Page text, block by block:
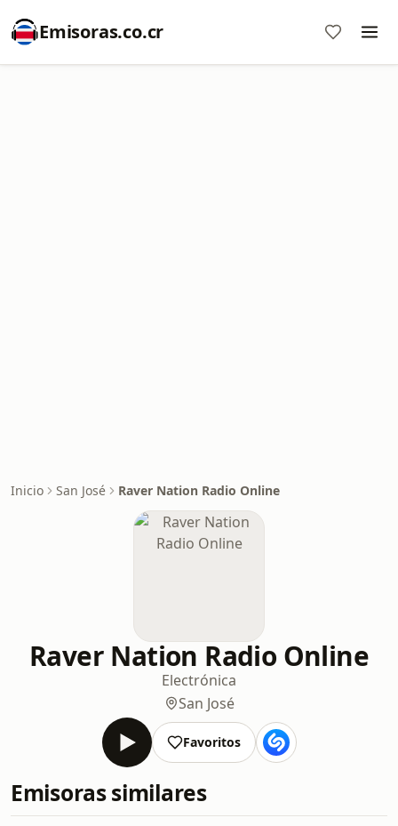
Emisoras.co.cr
Inicio San José Raver Nation Radio Online
Raver Nation Radio Online
Electrónica
San José
Favoritos
Emisoras similares